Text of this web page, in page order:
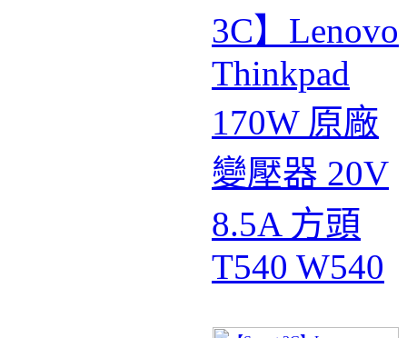
3C】Lenovo
Thinkpad
170W 原廠
變壓器 20V
8.5A 方頭
T540 W540